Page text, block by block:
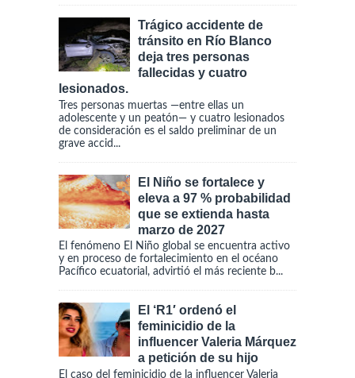
Trágico accidente de
tránsito en Río Blanco
deja tres personas
fallecidas y cuatro
lesionados.
Tres personas muertas —entre ellas un
adolescente y un peatón— y cuatro lesionados
de consideración es el saldo preliminar de un
grave accid...
El Niño se fortalece y
eleva a 97 % probabilidad
que se extienda hasta
marzo de 2027
El fenómeno El Niño global se encuentra activo
y en proceso de fortalecimiento en el océano
Pacífico ecuatorial, advirtió el más reciente b...
El ‘R1′ ordenó el
feminicidio de la
influencer Valeria Márquez
a petición de su hijo
El caso del feminicidio de la influencer Valeria